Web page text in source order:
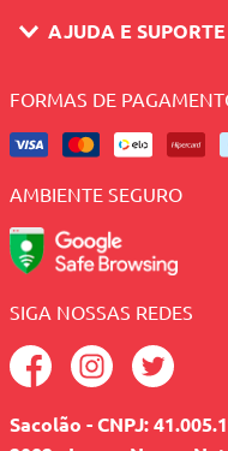
AJUDA E SUPORTE
FORMAS DE
AMBIENTE SEGURO
SIGA NOSSAS REDES
Sacolão - CNPJ: